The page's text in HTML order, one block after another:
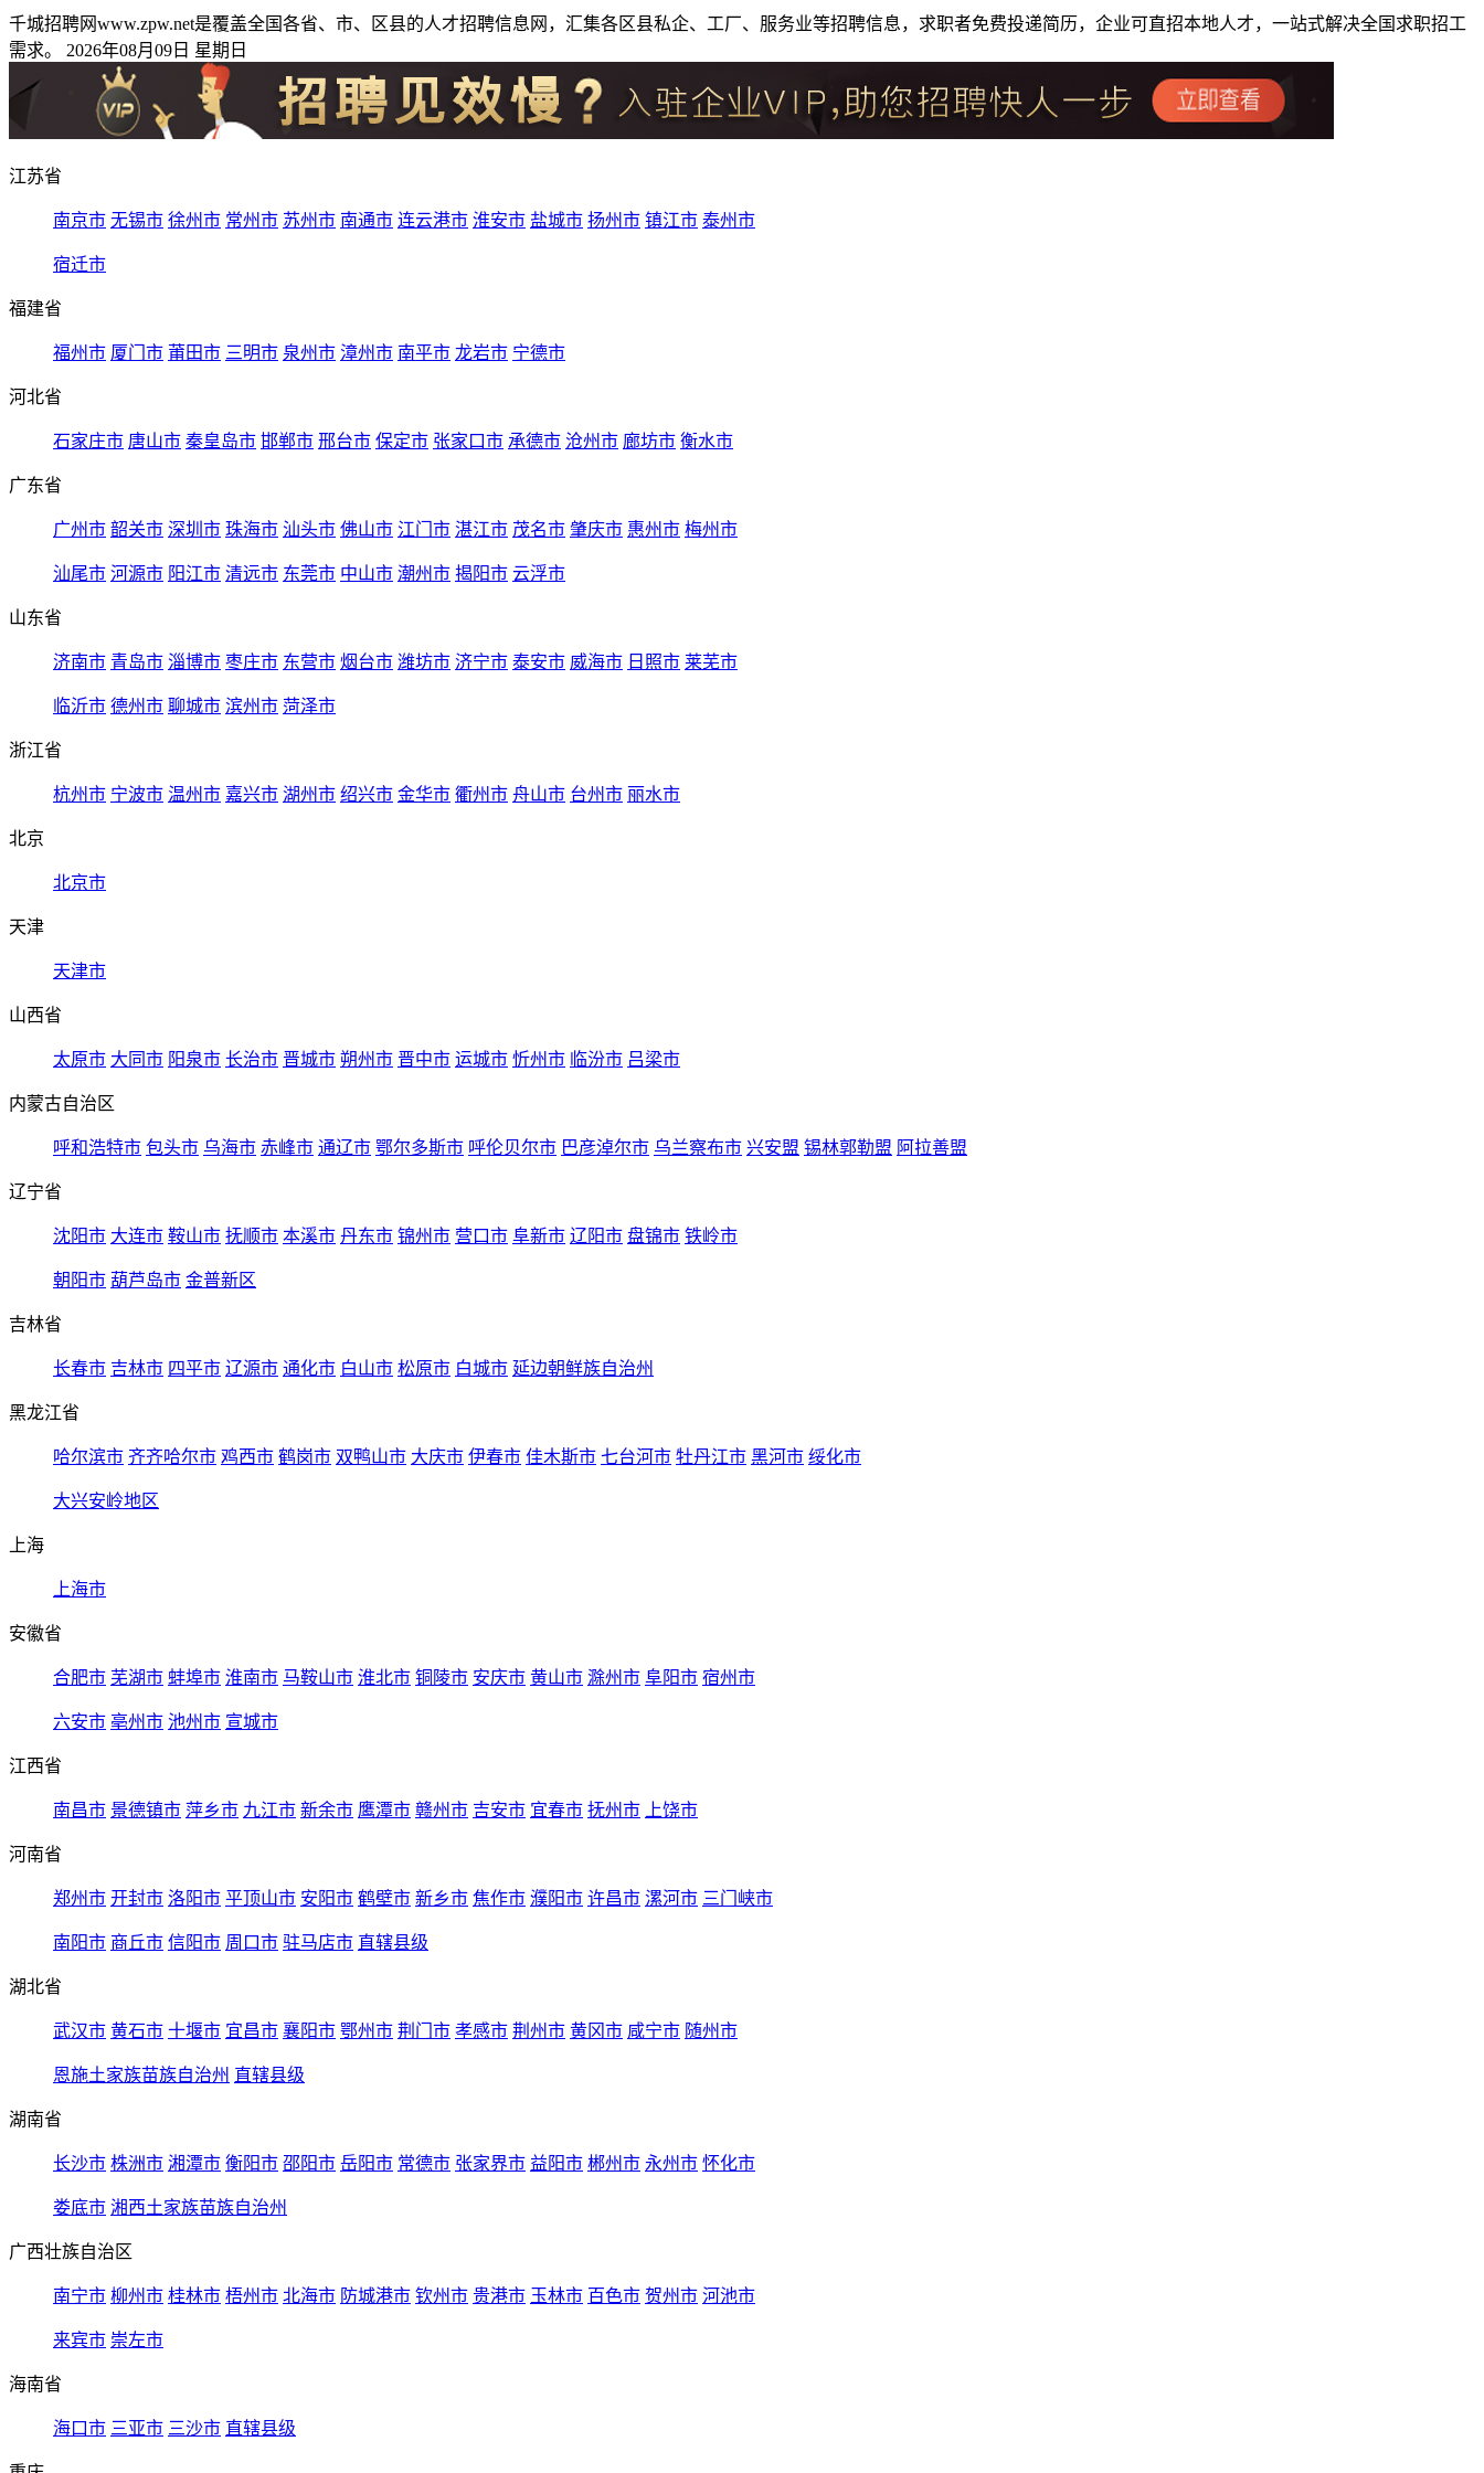
千城招聘网www.zpw.net是覆盖全国各省、市、区县的人才招聘信息网，汇集各区县私企、工厂、服务业等招聘信息，求职者免费投递简历，企业可直招本地人才，一站式解决全国求职招工
需求。 2026年08月09日 星期日
江苏省
南京市 无锡市 徐州市 常州市 苏州市 南通市 连云港市 淮安市 盐城市 扬州市 镇江市 泰州市
宿迁市
福建省
福州市 厦门市 莆田市 三明市 泉州市 漳州市 南平市 龙岩市 宁德市
河北省
石家庄市 唐山市 秦皇岛市 邯郸市 邢台市 保定市 张家口市 承德市 沧州市 廊坊市 衡水市
广东省
广州市 韶关市 深圳市 珠海市 汕头市 佛山市 江门市 湛江市 茂名市 肇庆市 惠州市 梅州市
汕尾市 河源市 阳江市 清远市 东莞市 中山市 潮州市 揭阳市 云浮市
山东省
济南市 青岛市 淄博市 枣庄市 东营市 烟台市 潍坊市 济宁市 泰安市 威海市 日照市 莱芜市
临沂市 德州市 聊城市 滨州市 菏泽市
浙江省
杭州市 宁波市 温州市 嘉兴市 湖州市 绍兴市 金华市 衢州市 舟山市 台州市 丽水市
北京
北京市
天津
天津市
山西省
太原市 大同市 阳泉市 长治市 晋城市 朔州市 晋中市 运城市 忻州市 临汾市 吕梁市
内蒙古自治区
呼和浩特市 包头市 乌海市 赤峰市 通辽市 鄂尔多斯市 呼伦贝尔市 巴彦淖尔市 乌兰察布市 兴安盟 锡林郭勒盟 阿拉善盟
辽宁省
沈阳市 大连市 鞍山市 抚顺市 本溪市 丹东市 锦州市 营口市 阜新市 辽阳市 盘锦市 铁岭市
朝阳市 葫芦岛市 金普新区
吉林省
长春市 吉林市 四平市 辽源市 通化市 白山市 松原市 白城市 延边朝鲜族自治州
黑龙江省
哈尔滨市 齐齐哈尔市 鸡西市 鹤岗市 双鸭山市 大庆市 伊春市 佳木斯市 七台河市 牡丹江市 黑河市 绥化市
大兴安岭地区
上海
上海市
安徽省
合肥市 芜湖市 蚌埠市 淮南市 马鞍山市 淮北市 铜陵市 安庆市 黄山市 滁州市 阜阳市 宿州市
六安市 亳州市 池州市 宣城市
江西省
南昌市 景德镇市 萍乡市 九江市 新余市 鹰潭市 赣州市 吉安市 宜春市 抚州市 上饶市
河南省
郑州市 开封市 洛阳市 平顶山市 安阳市 鹤壁市 新乡市 焦作市 濮阳市 许昌市 漯河市 三门峡市
南阳市 商丘市 信阳市 周口市 驻马店市 直辖县级
湖北省
武汉市 黄石市 十堰市 宜昌市 襄阳市 鄂州市 荆门市 孝感市 荆州市 黄冈市 咸宁市 随州市
恩施土家族苗族自治州 直辖县级
湖南省
长沙市 株洲市 湘潭市 衡阳市 邵阳市 岳阳市 常德市 张家界市 益阳市 郴州市 永州市 怀化市
娄底市 湘西土家族苗族自治州
广西壮族自治区
南宁市 柳州市 桂林市 梧州市 北海市 防城港市 钦州市 贵港市 玉林市 百色市 贺州市 河池市
来宾市 崇左市
海南省
海口市 三亚市 三沙市 直辖县级